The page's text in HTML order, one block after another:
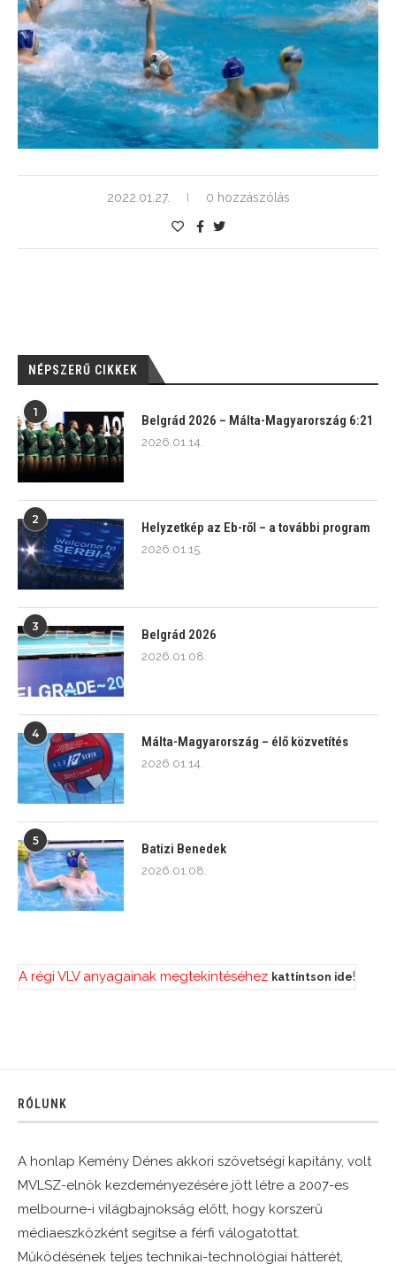
2022.01.27. 0 hozzászólás
NÉPSZERŰ CIKKEK
1
Belgrád 2026 – Málta-Magyarország 6:21
2026.01.14.
2
Helyzetkép az Eb-ről – a további program
2026.01.15.
3
Belgrád 2026
2026.01.08.
4
Málta-Magyarország – élő közvetítés
2026.01.14.
5
Batizi Benedek
2026.01.08.
A régi VLV anyagainak megtekintéséhez kattintson ide!
RÓLUNK
A honlap Kemény Dénes akkori szövetségi kapitány, volt
MVLSZ-elnök kezdeményezésére jött létre a 2007-es
melbourne-i világbajnokság előtt, hogy korszerű
médiaeszközként segítse a férfi válogatottat.
Működésének teljes technikai-technológiai hátterét,